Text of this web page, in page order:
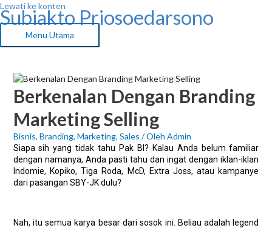
Lewati ke konten
Subiakto Priosoedarsono
Menu Utama
Berkenalan Dengan Branding
Marketing Selling
Bisnis, Branding, Marketing, Sales / Oleh Admin
Siapa sih yang tidak tahu Pak BI? Kalau Anda belum familiar
dengan namanya, Anda pasti tahu dan ingat dengan iklan-iklan
Indomie, Kopiko, Tiga Roda, McD, Extra Joss, atau kampanye
dari pasangan SBY-JK dulu?
Nah, itu semua karya besar dari sosok ini. Beliau adalah legend